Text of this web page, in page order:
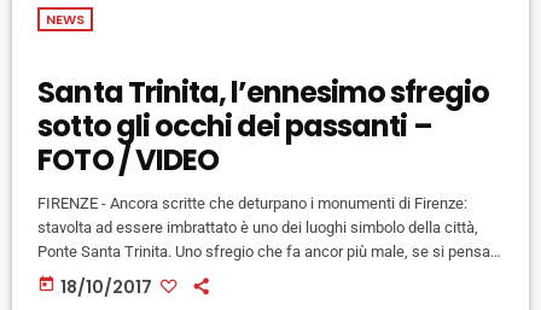
NEWS
Santa Trinita, l’ennesimo sfregio
sotto gli occhi dei passanti –
FOTO / VIDEO
FIRENZE - Ancora scritte che deturpano i monumenti di Firenze:
stavolta ad essere imbrattato è uno dei luoghi simbolo della città,
Ponte Santa Trinita. Uno sfregio che fa ancor più male, se si pensa
che è stato perpetrato senza pudore, mentre il ponte era affollato di
tanti tra fiorentini e turisti, e che gli autori dell'incivile gesto si sono
today 18/10/2017